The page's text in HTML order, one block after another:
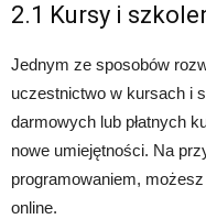
2.1 Kursy i
Jednym ze sposobów
uczestnictwo w kursach i
darmowych lub płatnych
nowe umiejętności. Na
programowaniem,
online.